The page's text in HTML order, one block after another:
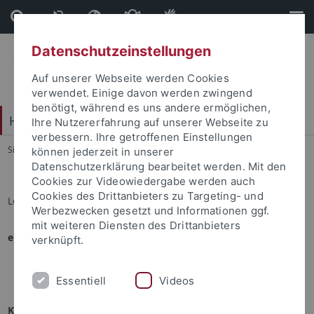
Direkt
zum
Inhalt
Direkt
zur
Fußleiste
Hochschulsport
Sie sind hier: Startseite ... Sportprogramm
Lena Metzger
eingesetzt in folgenden Angeboten:
Kontakt mit Lena Metzger aufnehmen:
Datenschutzeinstellungen
Auf unserer Webseite werden Cookies
verwendet. Einige davon werden zwingend
benötigt, während es uns andere ermöglichen,
Ihre Nutzererfahrung auf unserer Webseite zu
verbessern. Ihre getroffenen Einstellungen
können jederzeit in unserer
Datenschutzerklärung bearbeitet werden. Mit den
Cookies zur Videowiedergabe werden auch
Cookies des Drittanbieters zu Targeting- und
Werbezwecken gesetzt und Informationen ggf.
mit weiteren Diensten des Drittanbieters
verknüpft.
Essentiell Videos